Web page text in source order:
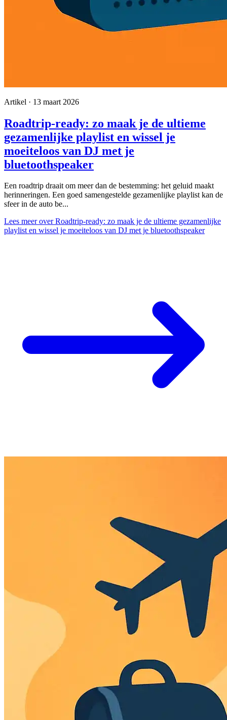
Artikel · 13 maart 2026
Roadtrip-ready: zo maak je de ultieme
gezamenlijke playlist en wissel je
moeiteloos van DJ met je
bluetoothspeaker
Een roadtrip draait om meer dan de bestemming: het geluid maakt
herinneringen. Een goed samengestelde gezamenlijke playlist kan de
sfeer in de auto be...
Lees meerover Roadtrip-ready: zo maak je de ultieme gezamenlijke
playlist en wissel je moeiteloos van DJ met je bluetoothspeaker